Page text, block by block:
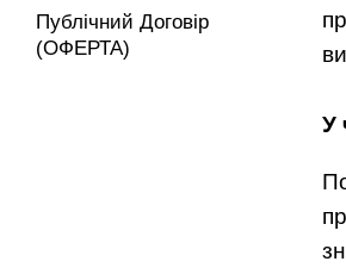
У
Публічний Договір
(ОФЕРТА)